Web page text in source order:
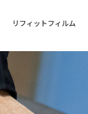
リフィットフィルム